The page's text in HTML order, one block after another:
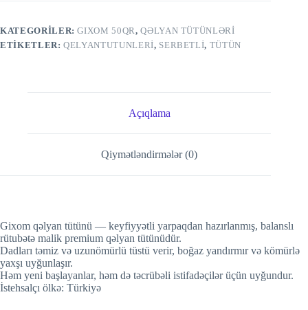
KATEGORILER:GIXOM 50QR ,QƏLYAN TÜTÜNLƏRI
ETIKETLER:QELYANTUTUNLERI, SERBETLI, TÜTÜN
Açıqlama
Qiymətləndirmələr (0)
Gixom qəlyan tütünü — keyfiyyətli yarpaqdan hazırlanmış, balanslı
rütubətə malik premium qəlyan tütünüdür.
Dadları təmiz və uzunömürlü tüstü verir, boğaz yandırmır və kömürlə
yaxşı uyğunlaşır.
Həm yeni başlayanlar, həm də təcrübəli istifadəçilər üçün uyğundur.
İstehsalçı ölkə: Türkiyə